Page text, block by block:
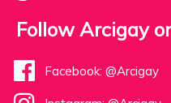
Follow Arcigay
Facebook: @Arcigay